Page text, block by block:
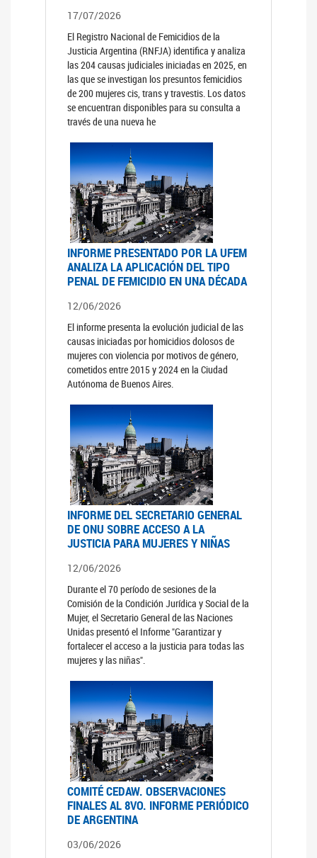
17/07/2026
El Registro Nacional de Femicidios de la
Justicia Argentina (RNFJA) identifica y analiza
las 204 causas judiciales iniciadas en 2025, en
las que se investigan los presuntos femicidios
de 200 mujeres cis, trans y travestis. Los datos
se encuentran disponibles para su consulta a
través de una nueva he
INFORME PRESENTADO POR LA UFEM
ANALIZA LA APLICACIÓN DEL TIPO
PENAL DE FEMICIDIO EN UNA DÉCADA
12/06/2026
El informe presenta la evolución judicial de las
causas iniciadas por homicidios dolosos de
mujeres con violencia por motivos de género,
cometidos entre 2015 y 2024 en la Ciudad
Autónoma de Buenos Aires.
INFORME DEL SECRETARIO GENERAL
DE ONU SOBRE ACCESO A LA
JUSTICIA PARA MUJERES Y NIÑAS
12/06/2026
Durante el 70 período de sesiones de la
Comisión de la Condición Jurídica y Social de la
Mujer, el Secretario General de las Naciones
Unidas presentó el Informe "Garantizar y
fortalecer el acceso a la justicia para todas las
mujeres y las niñas".
COMITÉ CEDAW. OBSERVACIONES
FINALES AL 8VO. INFORME PERIÓDICO
DE ARGENTINA
03/06/2026